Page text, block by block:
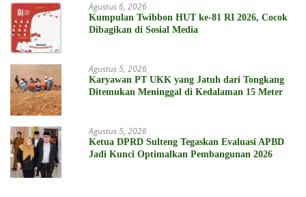
Agustus 6, 2026
Kumpulan Twibbon HUT ke-81 RI 2026, Cocok
Dibagikan di Sosial Media
Agustus 5, 2026
Karyawan PT UKK yang Jatuh dari Tongkang
Ditemukan Meninggal di Kedalaman 15 Meter
Agustus 5, 2026
Ketua DPRD Sulteng Tegaskan Evaluasi APBD
Jadi Kunci Optimalkan Pembangunan 2026